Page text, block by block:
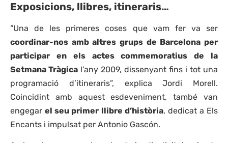
Exposicions, llibres, itineraris…
“Una de les primeres coses que vam fer va ser
coordinar-nos amb altres grups de Barcelona per
participar en els actes commemoratius de la
Setmana Tràgica l’any 2009, dissenyant fins i tot una
programació d’itineraris”, explica Jordi Morell.
Coincidint amb aquest esdeveniment, també van
engegarel seu primer llibre d’història, dedicat a Els
Encants i impulsat per Antonio Gascón.